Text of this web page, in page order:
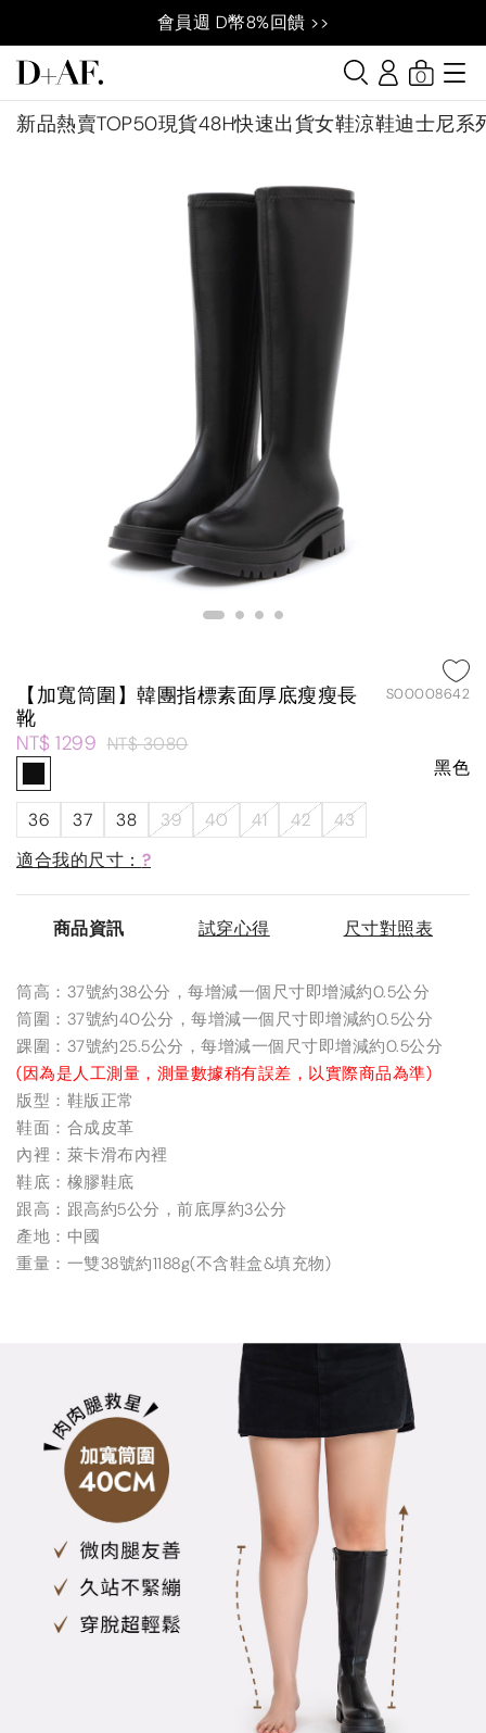
會員週 D幣8%回饋 >>
新品熱賣TOP50現貨48H快速出貨女鞋涼鞋迪士尼系
0
【加寬筒圍】韓團指標素面厚底瘦瘦長
靴
S00008642
NT$ 1299 NT$ 3080
黑色
36 37 38 39 40 41 42
43
適合我的尺寸： ?
商品資訊 試穿心得 尺寸對照表
筒高：37號約38公分，每增減一個尺寸即增減約0.5公分
筒圍：37號約40公分，每增減一個尺寸即增減約0.5公分
踝圍：37號約25.5公分，每增減一個尺寸即增減約0.5公分
(因為是人工測量，測量數據稍有誤差，以實際商品為準)
版型：鞋版正常
鞋面：合成皮革
內裡：萊卡滑布內裡
鞋底：橡膠鞋底
跟高：跟高約5公分，前底厚約3公分
產地：中國
重量：一雙38號約1188g(不含鞋盒&填充物)